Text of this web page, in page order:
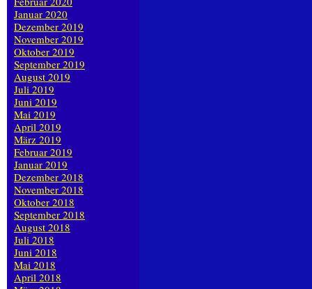
Januar 2020
Dezember 2019
November 2019
Oktober 2019
September 2019
August 2019
Juli 2019
Juni 2019
Mai 2019
April 2019
März 2019
Februar 2019
Januar 2019
Dezember 2018
November 2018
Oktober 2018
September 2018
August 2018
Juli 2018
Juni 2018
Mai 2018
April 2018